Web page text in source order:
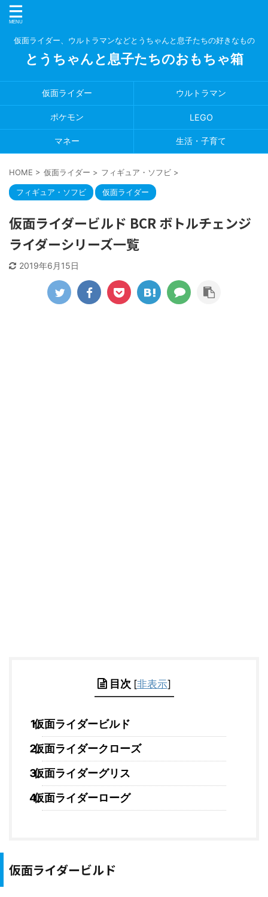
仮面ライダー、ウルトラマンなどとうちゃんと息子たちの好きなもの
とうちゃんと息子たちのおもちゃ箱
仮面ライダー ウルトラマン
ポケモン LEGO
マネー 生活・子育て
HOME > 仮面ライダー > フィギュア・ソフビ >
フィギュア・ソフビ 仮面ライダー
仮面ライダービルド BCR ボトルチェンジ
ライダーシリーズ一覧
2019年6月15日
目次 [非表示]
仮面ライダービルド
仮面ライダークローズ
仮面ライダーグリス
仮面ライダーローグ
仮面ライダービルド